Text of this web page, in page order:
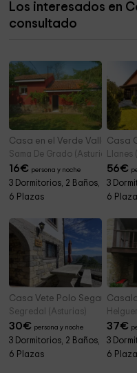
Cementerio de Cue
Los interesados en
consultado
Casa en el Verde Valle
Sama De Grado (Asturias)
16€ persona y noche
3 Dormitorios, 2 Baños,
6 Plazas
Casa
Llanes
56€
3
6
Casa Vete Polo Segau
Segredal (Asturias)
30€ persona y noche
3 Dormitorios, 2 Baños,
6 Plazas
37€
3
6